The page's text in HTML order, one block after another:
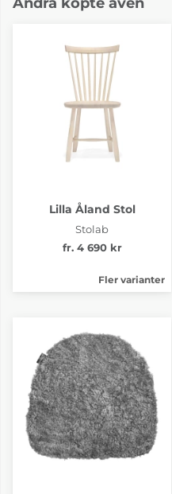
Lilla Åland Stol
Stolab
fr. 4 690 kr
Fler varianter